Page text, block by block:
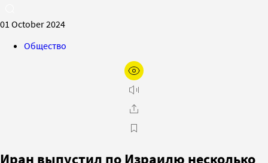
01 October 2024
Общество
Иран выпустил по Израилю несколько